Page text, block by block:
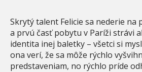
Skrytý talent Felicie sa nederie na
a prvú časť pobytu v Paríži strávi
identita inej baletky – všetci si
ona verí, že sa môže rýchlo
predstaveniam, no rýchlo príde